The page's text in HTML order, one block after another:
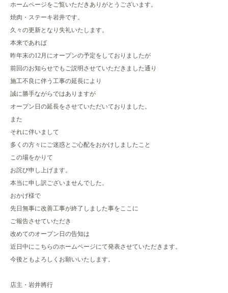
ホームページをご覧いただきありがとうございます。
焼肉・ステーキ岩井です。
久々の更新となり失礼いたします。
本来であれば
昨年末の12月にオープンの予定をしておりましたが
前回のお知らせでもご説明させていただきました通り
施工不良に伴う工事の延長により
誠に勝手ながらではありますが
オープン日の延長をさせていただいておりました。
また
それに伴いまして
多くの方々にご迷惑とご心配をおかけしましたこと
この場をかりて
お詫び申し上げます。
本当に申し訳ございませんでした。
おかげ様で
先日無事に改善工事が終了しました事をここに
ご報告させていただき
改めてのオープン日の告知は
近日中にこちらのホームページにて発表させていただきます。
今後ともよろしくお願いいたします。
店主・岩井將行